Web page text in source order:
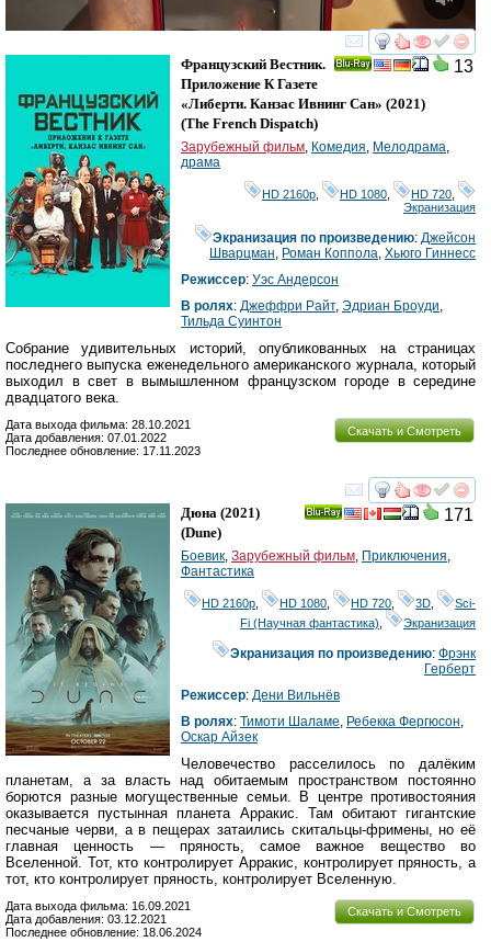
смотреть
13
Французский Вестник.
Приложение К Газете
«Либерти. Канзас Ивнинг Сан» (2021)
(The French Dispatch)
Зарубежный фильм, Комедия, Мелодрама,
драма
HD 2160р, HD 1080, HD 720,
Экранизация
Экранизация по произведению:Джейсон
Шварцман, Роман Коппола,Хьюго Гиннесс
Режиссер: Уэс Андерсон
В ролях: Джеффри Райт, Эдриан Броуди,
Тильда Суинтон
Собрание удивительных историй, опубликованных на страницах
последнего выпуска еженедельного американского журнала, который
выходил в свет в вымышленном французском городе в середине
двадцатого века.
Скачать и Смотреть
Дата выхода фильма: 28.10.2021
Дата добавления: 07.01.2022
Последнее обновление: 17.11.2023
смотреть
171
Дюна (2021)
(Dune)
Боевик, Зарубежный фильм, Приключения,
Фантастика
HD 2160р HD 1080 HD 720 3D
Sci-
Fi (Научная фантастика)
Экранизация
Экранизация по произведению:Фрэнк
Герберт
Режиссер: Дени Вильнёв
В ролях: Тимоти Шаламе, Ребекка Фергюсон,
Оскар Айзек
Человечество расселилось по далёким
планетам, а за власть над обитаемым пространством постоянно
борются разные могущественные семьи. В центре противостояния
оказывается пустынная планета Арракис. Там обитают гигантские
песчаные черви, а в пещерах затаились скитальцы-фримены, но её
главная ценность — пряность, самое важное вещество во
Вселенной. Тот, кто контролирует Арракис, контролирует пряность, а
тот, кто контролирует пряность, контролирует Вселенную.
Скачать и Смотреть
Дата выхода фильма: 16.09.2021
Дата добавления: 03.12.2021
Последнее обновление: 18.06.2024